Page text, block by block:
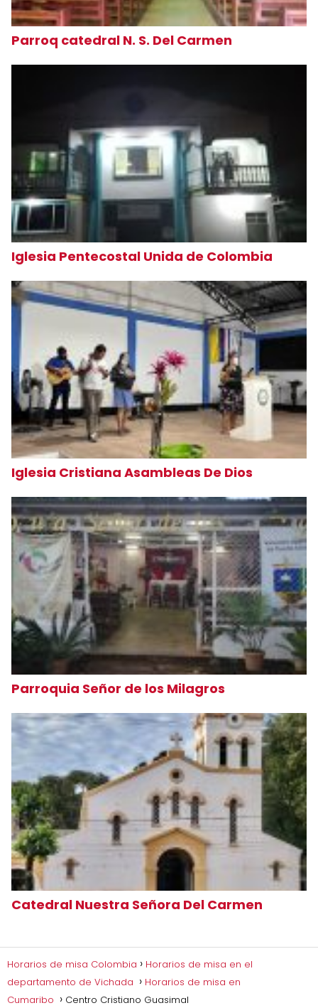
Parroq catedral N. S. Del Carmen
Iglesia Pentecostal Unida de Colombia
Iglesia Cristiana Asambleas De Dios
Parroquia Señor de los Milagros
Catedral Nuestra Señora Del Carmen
Horarios de misa Colombia
Horarios de misa en el
departamento de Vichada
Horarios de misa en
Cumaribo
Centro Cristiano Guasimal